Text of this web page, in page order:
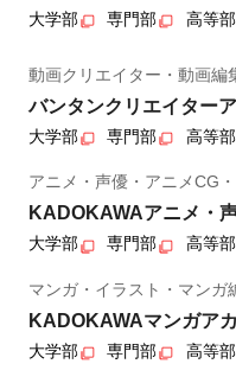
大学部 専門部 高等部
動画クリエイター・動画編
バンタンクリエイター
大学部 専門部 高等部
アニメ・声優・アニメCG
KADOKAWAアニメ・
大学部 専門部 高等部
マンガ・イラスト・マンガ
KADOKAWAマンガア
大学部 専門部 高等部